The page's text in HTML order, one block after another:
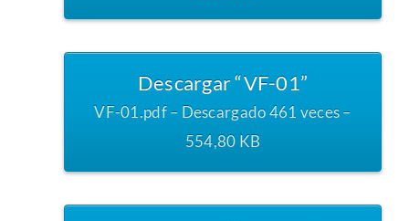
Descargar “VF-01”
VF-01.pdf – Descargado 461 veces –
554,80 KB